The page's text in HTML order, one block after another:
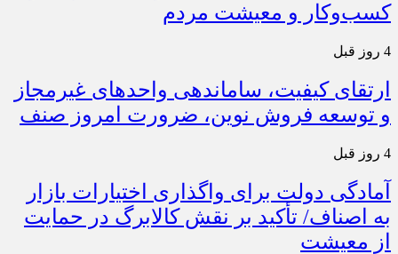
کسب‌وکار و معیشت مردم
4 روز قبل
ارتقای کیفیت، ساماندهی واحدهای غیرمجاز
و توسعه فروش نوین، ضرورت امروز صنف
4 روز قبل
آمادگی دولت برای واگذاری اختیارات بازار
به اصناف/ تأکید بر نقش کالابرگ در حمایت
از معیشت